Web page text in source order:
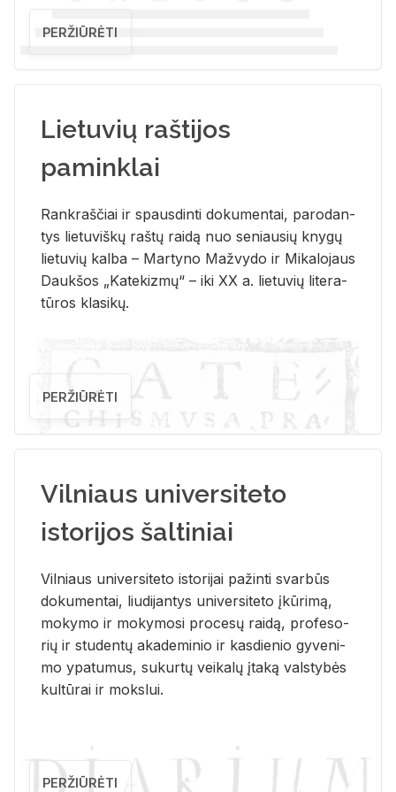
PERŽIŪRĖTI
Lietuvių raštijos
paminklai
Rank­raš­čiai ir spaus­din­ti do­ku­men­tai, pa­ro­dan­
tys lie­tu­viš­kų raš­tų rai­dą nuo se­niau­sių kny­gų
lie­tu­vių kal­ba – Mar­ty­no Ma­žvy­do ir Mi­ka­lo­jaus
Dauk­šos „Ka­te­kiz­mų“ – iki XX a. lie­tu­vių li­te­ra­
tū­ros kla­si­kų.
PERŽIŪRĖTI
Vilniaus universiteto
istorijos šaltiniai
Vil­niaus uni­ver­si­te­to is­to­ri­jai pa­žin­ti svar­būs
do­ku­men­tai, liu­di­jan­tys uni­ver­si­te­to įkū­ri­mą,
mo­ky­mo ir mo­ky­mo­si pro­ce­sų rai­dą, pro­fe­so­
rių ir stu­den­tų aka­de­mi­nio ir kas­die­nio gy­ve­ni­
mo ypa­tu­mus, su­kur­tų vei­ka­lų įta­ką vals­ty­bės
kul­tū­rai ir moks­lui.
PERŽIŪRĖTI